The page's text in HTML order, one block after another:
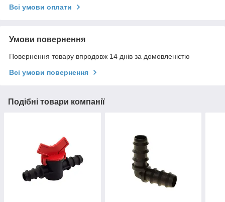
Всі умови оплати
Умови повернення
Повернення товару впродовж 14 днів за домовленістю
Всі умови повернення
Подібні товари компанії